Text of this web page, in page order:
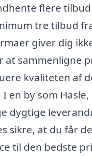
flere
tre tilbud
giver dig
at sammenligne
kvaliteten af
en by som
dygtige
sikre, at du får
til den bedste